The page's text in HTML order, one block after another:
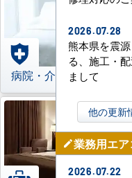
病院・介護施設
2026.07.28
熊本県を震
る、施工・
まして
他の更新
mode_edit業務用エ
2026.07.22